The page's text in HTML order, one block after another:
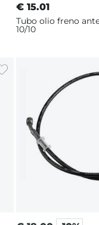
€ 15.01
Tubo olio freno
10/10